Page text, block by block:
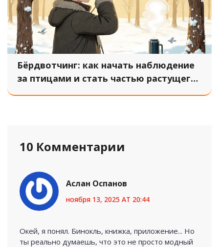
Бёрдвотчинг: как начать наблюдение
за птицами и стать частью растущего
10 Комментарии
Аслан Оспанов
ноября 13, 2025 AT 20:44
Окей, я понял. Бинокль, книжка, приложение... Но
ты реально думаешь, что это не просто модный